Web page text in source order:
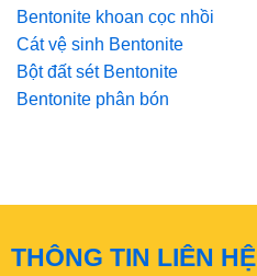
Bentonite khoan cọc nhồi
Cát vệ sinh Bentonite
Bột đất sét Bentonite
Bentonite phân bón
THÔNG TIN LIÊN HỆ